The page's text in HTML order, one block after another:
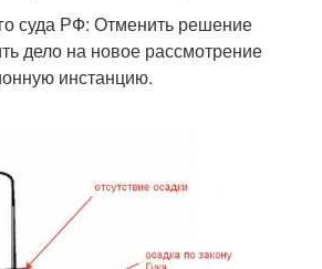
суда РФ: Отменить решение
дело на новое рассмотрение
инстанцию.